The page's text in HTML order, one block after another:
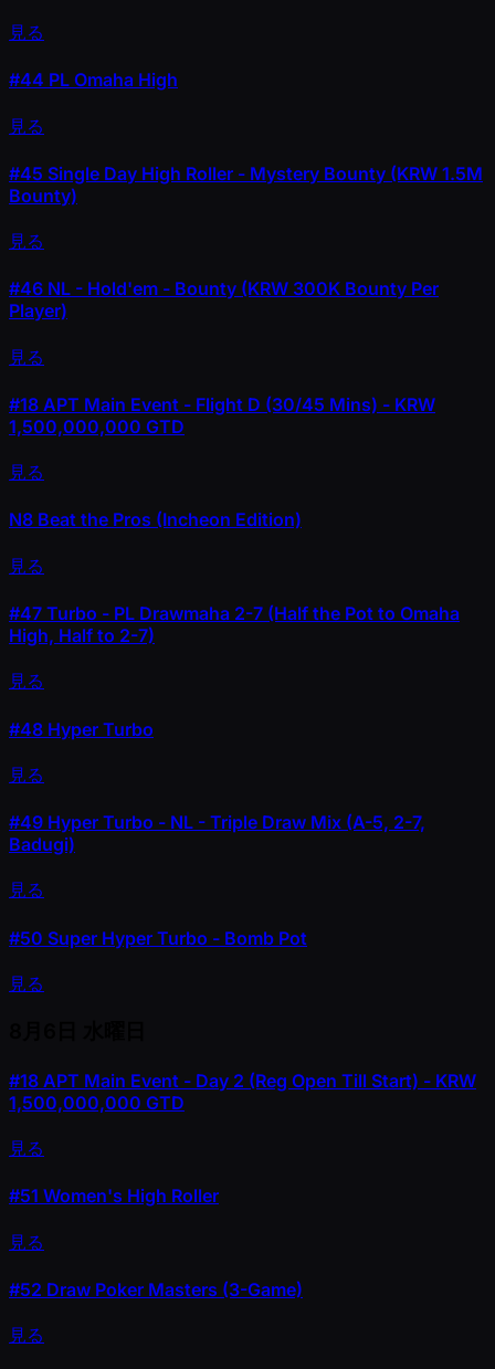
見る
#44 PL Omaha High
見る
#45 Single Day High Roller - Mystery Bounty (KRW 1.5M
Bounty)
見る
#46 NL - Hold'em - Bounty (KRW 300K Bounty Per
Player)
見る
#18 APT Main Event - Flight D (30/45 Mins) - KRW
1,500,000,000 GTD
見る
N8 Beat the Pros (Incheon Edition)
見る
#47 Turbo - PL Drawmaha 2-7 (Half the Pot to Omaha
High, Half to 2-7)
見る
#48 Hyper Turbo
見る
#49 Hyper Turbo - NL - Triple Draw Mix (A-5, 2-7,
Badugi)
見る
#50 Super Hyper Turbo - Bomb Pot
見る
#18 APT Main Event - Day 2 (Reg Open Till Start) - KRW
1,500,000,000 GTD
見る
#51 Women's High Roller
見る
#52 Draw Poker Masters (3-Game)
見る